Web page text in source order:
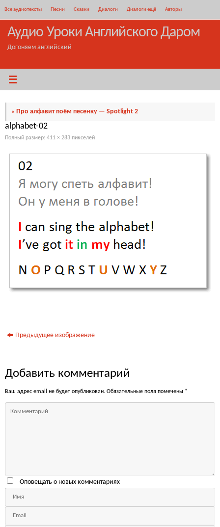
содержимому
Все аудиотексты Песни Сказки Диалоги Диалоги ещё Авторы
Аудио Уроки Английского Даром
Догоняем английский
« Про алфавит поём песенку — Spotlight 2
alphabet-02
Полный размер: 411 × 283 пикселей
Предыдущее изображение
Добавить комментарий
Ваш адрес email не будет опубликован. Обязательные поля помечены *
Оповещать о новых комментариях